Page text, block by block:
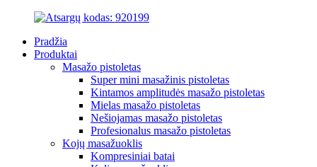
Pradžia
Produktai
Masažo pistoletas
Super mini masažinis pistoletas
Kintamos amplitudės masažo pistoletas
Mielas masažo pistoletas
Nešiojamas masažo pistoletas
Profesionalus masažo pistoletas
Kojų masažuoklis
Kompresiniai batai